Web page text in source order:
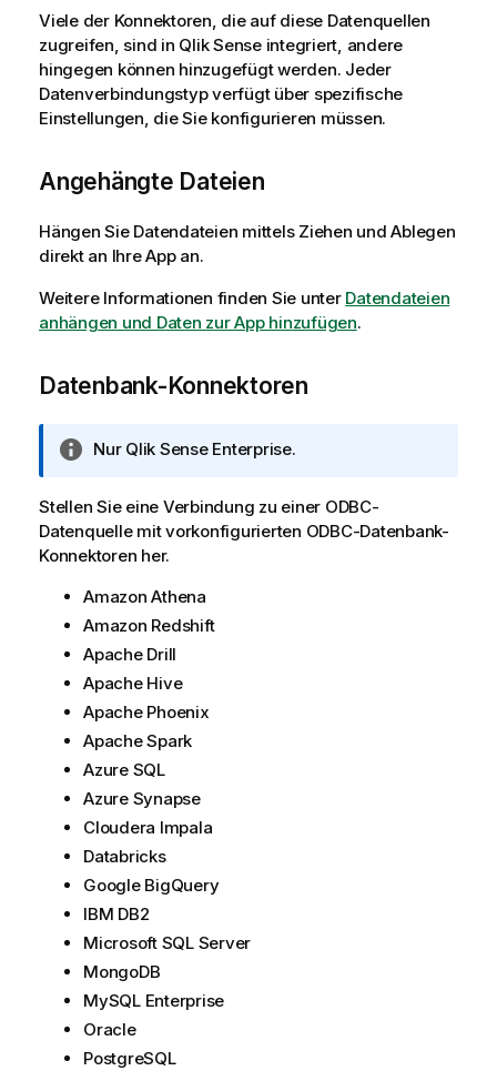
Viele der Konnektoren, die auf diese Datenquellen
zugreifen, sind in Qlik Senseintegriert, andere
hingegen können hinzugefügt werden. Jeder
Datenverbindungstyp verfügt über spezifische
Einstellungen, die Sie konfigurieren müssen.
Angehängte Dateien
Hängen Sie Datendateien mittels Ziehen und Ablegen
direkt an Ihre App an.
Weitere Informationen finden Sie unter Datendateien
anhängen und Daten zur App hinzufügen.
Datenbank-Konnektoren
I
f
r
a
t
o
n
s
h
i
n
e
i
s
Nur Qlik Sense Enterprise.
Stellen Sie eine Verbindung zu einer ODBC-
Datenquelle mit vorkonfigurierten ODBC-Datenbank-
Konnektoren her.
Amazon Athena
Amazon Redshift
Apache Drill
Apache Hive
Apache Phoenix
Apache Spark
Azure SQL
Azure Synapse
Cloudera Impala
Databricks
Google BigQuery
IBM DB2
Microsoft SQL Server
MongoDB
MySQL Enterprise
Oracle
PostgreSQL